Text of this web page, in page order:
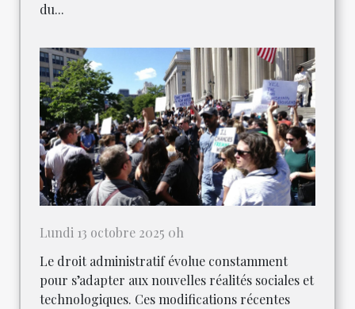
du...
Lundi 13 octobre 2025 0h
Le droit administratif évolue constamment
pour s’adapter aux nouvelles réalités sociales et
technologiques. Ces modifications récentes